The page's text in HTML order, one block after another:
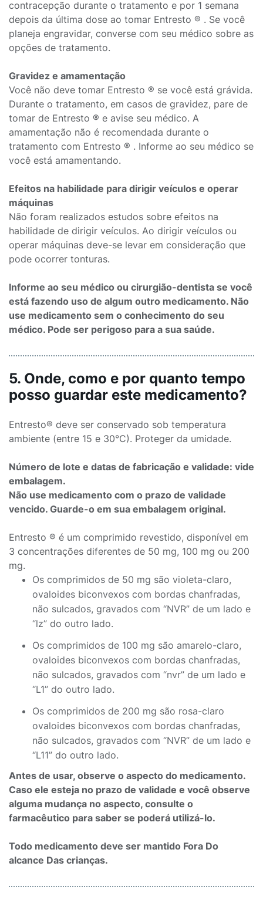
contracepção durante o tratamento e por 1 semana
depois da última dose ao tomar Entresto ® . Se você
planeja engravidar, converse com seu médico sobre as
opções de tratamento.
Gravidez e amamentação
Você não deve tomar Entresto ® se você está grávida.
Durante o tratamento, em casos de gravidez, pare de
tomar de Entresto ® e avise seu médico. A
amamentação não é recomendada durante o
tratamento com Entresto ® . Informe ao seu médico se
você está amamentando.
Efeitos na habilidade para dirigir veículos e operar
máquinas
Não foram realizados estudos sobre efeitos na
habilidade de dirigir veículos. Ao dirigir veículos ou
operar máquinas deve-se levar em consideração que
pode ocorrer tonturas.
Informe ao seu médico ou cirurgião-dentista se você
está fazendo uso de algum outro medicamento. Não
use medicamento sem o conhecimento do seu
médico. Pode ser perigoso para a sua saúde.
5. Onde, como e por quanto tempo
posso guardar este medicamento?
Entresto® deve ser conservado sob temperatura
ambiente (entre 15 e 30°C). Proteger da umidade.
Número de lote e datas de fabricação e validade: vide
embalagem.
Não use medicamento com o prazo de validade
vencido. Guarde-o em sua embalagem original.
Entresto ® é um comprimido revestido, disponível em
3 concentrações diferentes de 50 mg, 100 mg ou 200
mg.
Os comprimidos de 50 mg são violeta-claro,
ovaloides biconvexos com bordas chanfradas,
não sulcados, gravados com “NVR” de um lado e
“lz” do outro lado.
Os comprimidos de 100 mg são amarelo-claro,
ovaloides biconvexos com bordas chanfradas,
não sulcados, gravados com “nvr” de um lado e
“L1” do outro lado.
Os comprimidos de 200 mg são rosa-claro
ovaloides biconvexos com bordas chanfradas,
não sulcados, gravados com “NVR” de um lado e
“L11” do outro lado.
Antes de usar, observe o aspecto do medicamento.
Caso ele esteja no prazo de validade e você observe
alguma mudança no aspecto, consulte o
farmacêutico para saber se poderá utilizá-lo.
Todo medicamento deve ser mantido Fora Do
alcance Das crianças.